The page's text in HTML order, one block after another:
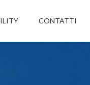
CONTATTI